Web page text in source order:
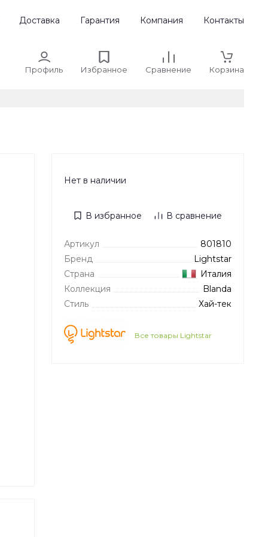
Доставка Гарантия Компания Контакты
Профиль Избранное Сравнение Корзина
Нет в наличии
В избранное В сравнение
Артикул
801810
Бренд
Lightstar
Страна
Италия
Коллекция
Blanda
Стиль
Хай-тек
Все товары Lightstar